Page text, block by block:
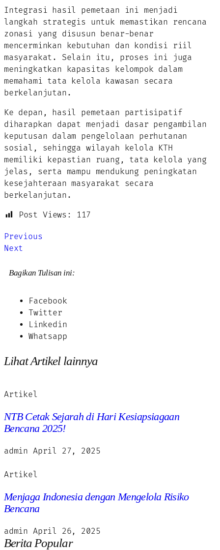
Integrasi hasil pemetaan ini menjadi
langkah strategis untuk memastikan rencana
zonasi yang disusun benar-benar
mencerminkan kebutuhan dan kondisi riil
masyarakat. Selain itu, proses ini juga
meningkatkan kapasitas kelompok dalam
memahami tata kelola kawasan secara
berkelanjutan.
Ke depan, hasil pemetaan partisipatif
diharapkan dapat menjadi dasar pengambilan
keputusan dalam pengelolaan perhutanan
sosial, sehingga wilayah kelola KTH
memiliki kepastian ruang, tata kelola yang
jelas, serta mampu mendukung peningkatan
kesejahteraan masyarakat secara
berkelanjutan.
Post Views: 117
Previous
Next
Bagikan Tulisan ini:
Facebook
Twitter
Linkedin
Whatsapp
Lihat Artikel lainnya
Artikel
NTB Cetak Sejarah di Hari Kesiapsiagaan
Bencana 2025!
admin April 27, 2025
Artikel
Menjaga Indonesia dengan Mengelola Risiko
Bencana
admin April 26, 2025
Berita Popular